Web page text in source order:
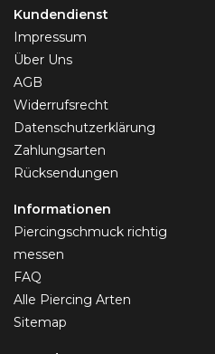
Kundendienst
Impressum
Über Uns
AGB
Widerrufsrecht
Datenschutzerklärung
Zahlungsarten
Rücksendungen
Informationen
Piercingschmuck richtig
messen
FAQ
Alle Piercing Arten
Sitemap